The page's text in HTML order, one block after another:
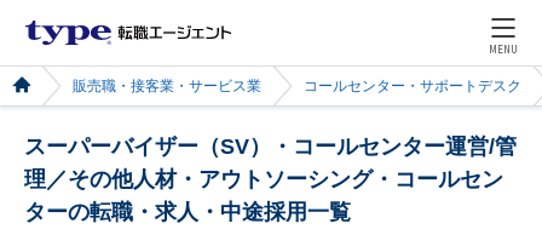
MENU
販売職・接客業・サービス業 コールセンター・サポートデスク
スーパーバイザー（SV）・コールセンター運営/管
理／その他人材・アウトソーシング・コールセン
ターの転職・求人・中途採用一覧